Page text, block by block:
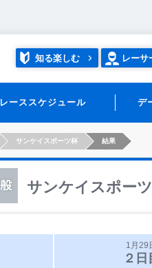
知る楽しむ レーサ
レーススケジュール デ
サンケイスポーツ杯 結果
サンケイスポー
1月29
２日